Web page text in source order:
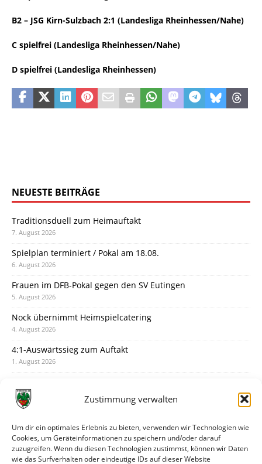
Zustimmung verwalten
Um dir ein optimales Erlebnis zu bieten, verwenden wir Technologien wie
Cookies, um Geräteinformationen zu speichern und/oder darauf
zuzugreifen. Wenn du diesen Technologien zustimmst, können wir Daten
wie das Surfverhalten oder eindeutige IDs auf dieser Website
B2 – JSG Kirn-Sulzbach 2:1 (Landesliga Rheinhessen/Nahe)
C spielfrei (Landesliga Rheinhessen/Nahe)
D spielfrei (Landesliga Rheinhessen)
NEUESTE BEITRÄGE
Traditionsduell zum Heimauftakt
7. August 2026
Spielplan terminiert / Pokal am 18.08.
6. August 2026
Frauen im DFB-Pokal gegen den SV Eutingen
5. August 2026
Nock übernimmt Heimspielcatering
4. August 2026
4:1-Auswärtssieg zum Auftakt
1. August 2026
31. Juli 2026
30. Juli 2026
Deine Spielminute: 89+1
28. Juli 2026